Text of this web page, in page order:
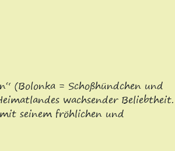
(Bolonka = Schoßhündchen und
wachsender Beliebtheit.
seinem fröhlichen und